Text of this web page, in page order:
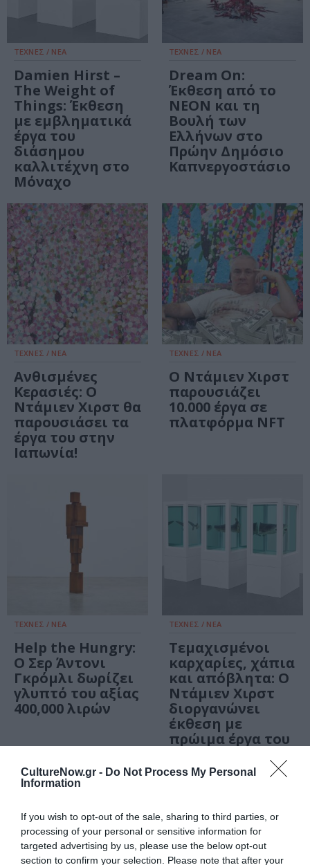
CultureNow.gr - Do Not Process My Personal
Information
If you wish to opt-out of the sale, sharing to third parties, or
processing of your personal or sensitive information for
targeted advertising by us, please use the below opt-out
section to confirm your selection. Please note that after your
ΤΕΧΝΕΣ / ΝΕΑ
Damien Hirst –
The Weight of
Things: Έκθεση
με εμβληματικά
έργα του
διάσημου
καλλιτέχνη στο
Μόναχο
ΤΕΧΝΕΣ / ΝΕΑ
Dream On:
Έκθεση από το
ΝΕΟΝ και τη
Βουλή των
Ελλήνων στο
Πρώην Δημόσιο
Καπνεργοστάσιο
ΤΕΧΝΕΣ / ΝΕΑ
Ανθισμένες
Κερασιές: Ο
Ντάμιεν Χιρστ θα
παρουσιάσει τα
έργα του στην
Ιαπωνία!
ΤΕΧΝΕΣ / ΝΕΑ
Ο Ντάμιεν Χιρστ
παρουσιάζει
10.000 έργα σε
πλατφόρμα NFT
ΤΕΧΝΕΣ / ΝΕΑ
Help the Hungry:
Ο Σερ Άντονι
Γκρόμλι δωρίζει
γλυπτό του αξίας
400,000 λιρών
ΤΕΧΝΕΣ / ΝΕΑ
Τεμαχισμένοι
καρχαρίες, χάπια
και απόβλητα: Ο
Ντάμιεν Χιρστ
διοργανώνει
έκθεση με
πρώιμα έργα του
ΤΕΧΝΕΣ / ΝΕΑ
γκαλερί
Gagosian Αθήνας
και Γενεύης